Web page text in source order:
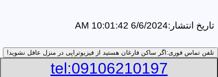
تاریخ انتشار:6/6/2024 10:01:42 AM
تلفن تماس فوری: اگر ساکن فارغان هستید از فیزیوتراپی در منزل عافل نشوید!
tel:09106210197